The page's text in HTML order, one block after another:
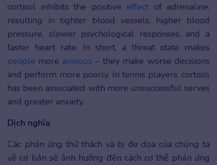
cortisol inhibits the positive effect of adrenaline,
resulting in tighter blood vessels, higher blood
pressure, slower psychological responses, and a
faster heart rate. In short, a threat state makes
people more anxious – they make worse decisions
and perform more poorly. In tennis players, cortisol
has been associated with more unsuccessful serves
and greater anxiety.
Dịch nghĩa:
Các phản ứng thử thách và bị đe dọa của chúng ta
về cơ bản sẽ ảnh hưởng đến cách cơ thể phản ứng